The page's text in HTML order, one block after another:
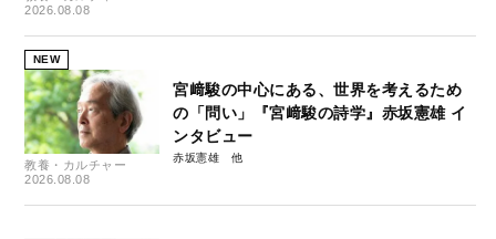
2026.08.08
NEW
教養・カルチャー
2026.08.08
宮﨑駿の中心にある、世界を考えるため
の「問い」『宮﨑駿の詩学』赤坂憲雄 イ
ンタビュー
赤坂憲雄